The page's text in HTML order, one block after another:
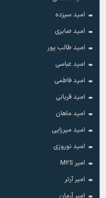
امید سیزده
امید صابری
امید طالب پور
امید عباسی
امید فاطمی
امید قربانی
امید ماهان
امید میرزایی
امید نوروزی
امیر M2S
امیر آرتر